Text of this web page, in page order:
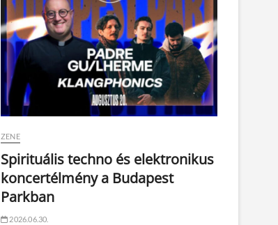
ZENE
Spirituális techno és elektronikus
koncertélmény a Budapest
Parkban
2026.06.30.